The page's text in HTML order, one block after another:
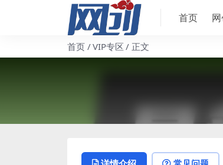
首页
首页 VIP专区 正文